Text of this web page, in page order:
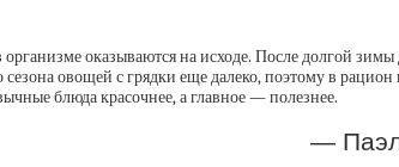
оказываются на исходе. После долгой
овощей с грядки еще далеко, поэтому в
блюда красочнее, а главное — полезнее.
—